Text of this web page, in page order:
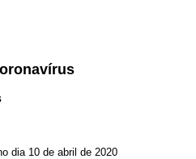
dia 10 de abril de 2020